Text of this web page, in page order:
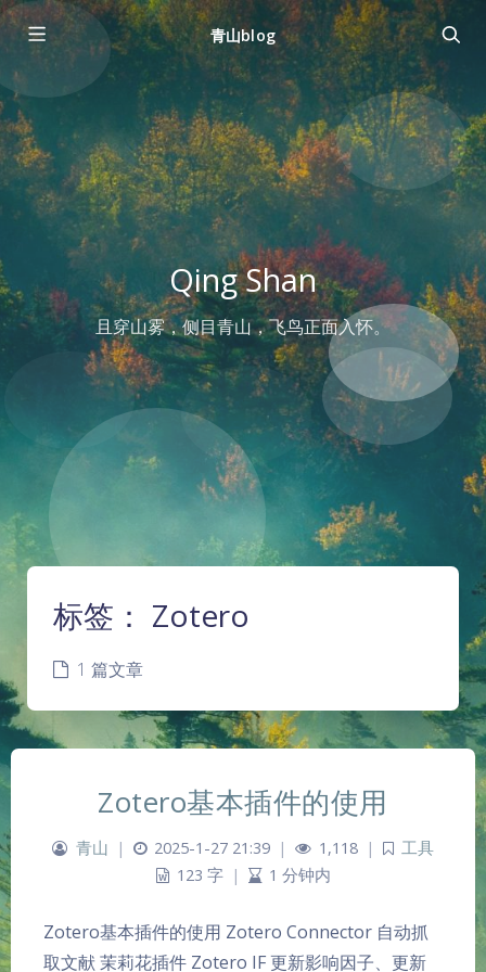
青山blog
Qing Shan
且穿山雾，侧目青山，飞鸟正面入怀。
标签： Zotero
1 篇文章
Zotero基本插件的使用
青山 | 2025-1-27 21:39 | 1,118 |
工具
123 字
| 1 分钟内
Zotero基本插件的使用 Zotero Connector 自动抓
取文献 茉莉花插件 Zotero IF 更新影响因子、更新